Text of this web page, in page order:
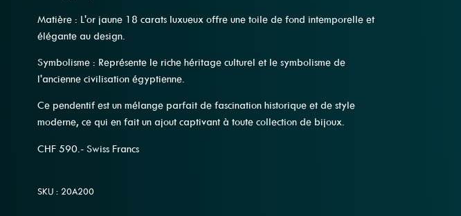
Matière : L'or jaune 18 carats luxueux offre une toile de fond intemporelle et
élégante au design.
Symbolisme : Représente le riche héritage culturel et le symbolisme de
l'ancienne civilisation égyptienne.
Ce pendentif est un mélange parfait de fascination historique et de style
moderne, ce qui en fait un ajout captivant à toute collection de bijoux.
CHF 590.- Swiss Francs
SKU : 20A200